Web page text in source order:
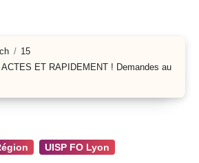
15
ET RAPIDEMENT ! Demandes au
UISP FO Lyon